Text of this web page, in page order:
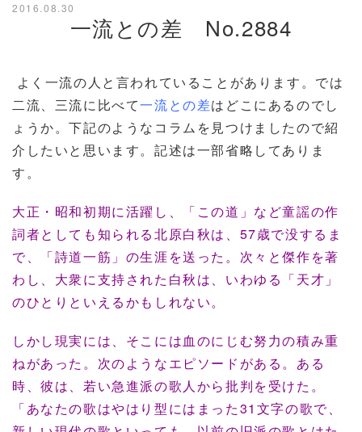
2016.08.30
一流との差 No.2884
よく一流の人と言われていることがあります。では
二流、三流に比べて一流との差はどこにあるのでし
ょうか。下記のようなコラムを見つけましたので紹
介したいと思います。記述は一部省略してありま
す。
大正・昭和初期に活躍し、「この道」など童謡の作
詞者としても知られる北原白秋は、57歳で没するま
で、「詩道一筋」の生涯を送った。次々と傑作を著
わし、大衆に支持された白秋は、いわゆる「天才」
のひとりといえるかもしれない。
しかし現実には、そこには血のにじむ努力の積み重
ねがあった。次のようなエピソードがある。ある
時、彼は、若い急進派の歌人から批判を受けた。
「あなたの歌はやはり型にはまった31文字の歌で、